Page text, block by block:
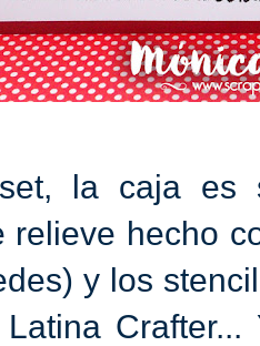
la caja es
relieve hecho
y los